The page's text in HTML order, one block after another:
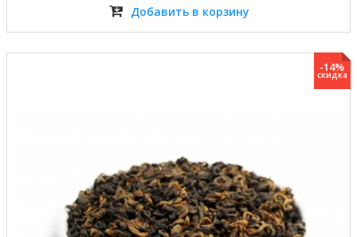
Добавить в корзину
-14%
скидка